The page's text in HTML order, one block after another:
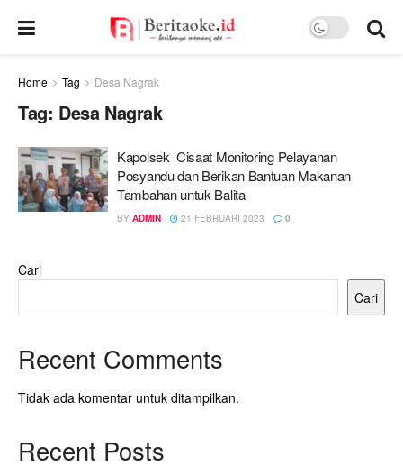
Home Tag Desa Nagrak
Tag: Desa Nagrak
Kapolsek Cisaat Monitoring Pelayanan
Posyandu dan Berikan Bantuan Makanan
Tambahan untuk Balita
BY ADMIN 21 FEBRUARI 2023 0
Cari
Cari
Recent Comments
Tidak ada komentar untuk ditampilkan.
Recent Posts